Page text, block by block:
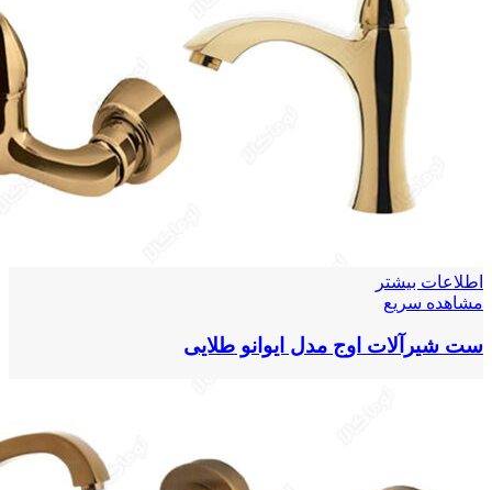
اطلاعات بیشتر
مشاهده سریع
ست شیرآلات اوج مدل ایوانو طلایی